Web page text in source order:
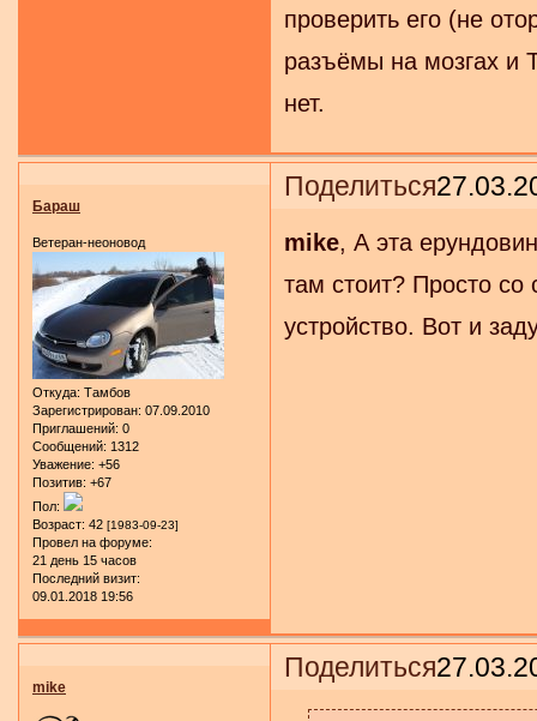
проверить его (не
разъёмы на мозгах и
нет.
Поделиться
Бараш
Ветеран-неоновод
Откуда: Тамбов
Зарегистрирован: 07.09.2010
Приглашений: 0
Сообщений: 1312
Уважение: +56
Позитив: +67
Пол:
Возраст: 42 [1983-09-23]
Провел на форуме:
21 день 15 часов
Последний визит:
09.01.2018 19:56
mike, А эта
там стоит? Просто
устройство. Вот и
Поделиться
mike